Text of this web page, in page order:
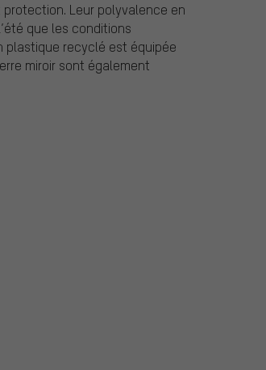
Leur polyvalence en
que les conditions
plastique recyclé est équipée
miroir sont également